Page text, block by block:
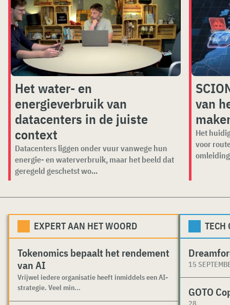
Het water- en
energieverbruik van
datacenters in de juiste
context
Datacenters liggen onder vuur vanwege hun
energie- en waterverbruik, maar het beeld dat
geregeld geschetst wo...
van
Het
voor
EXPERT AAN HET WOORD
Tokenomics bepaalt het rendement
van AI
Vrijwel iedere organisatie heeft inmiddels een AI-
strategie. Veel min...
TECH
15
GOTO